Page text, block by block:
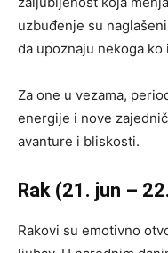
uzbuđenje su
da upoznaju nekoga
Za one u vezama,
energije i nove
avanture i bliskosti.
Rak (21. jun –
Rakovi su emotivno